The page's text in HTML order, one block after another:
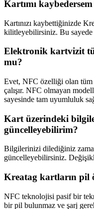
Kartımı
Kartınızı kaybettiğinizde
kilitleyebilirsiniz. Bu sayede
Elektronik kartvizit
mu?
Evet, NFC özelliği olan tüm
çalışır. NFC olmayan
sayesinde tam uyumluluk
Kart üzerindeki
güncelleyebilirim?
Bilgilerinizi dilediğiniz
güncelleyebilirsiniz.
Kreatag kartların pil
NFC teknolojisi pasif bir
bir pil bulunmaz ve şarj